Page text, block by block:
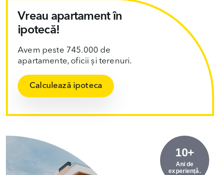
Vreau apartament în
ipotecă!
Avem peste 745.000 de
apartamente, oficii și terenuri.
Calculează ipoteca
10+
Ani de
experiență.